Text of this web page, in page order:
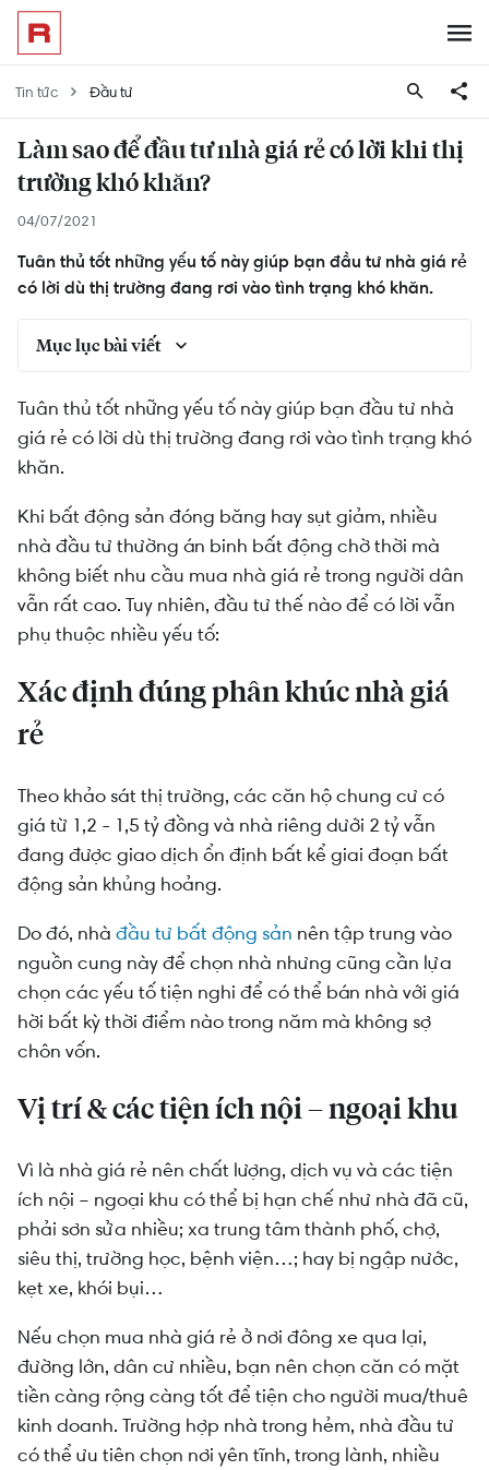
Tin tức Đầu tư
Làm sao để đầu tư nhà giá rẻ có lời khi thị
trường khó khăn?
04/07/2021
Tuân thủ tốt những yếu tố này giúp bạn đầu tư nhà giá rẻ
có lời dù thị trường đang rơi vào tình trạng khó khăn.
Mục lục bài viết
Xác định đúng phân khúc nhà giá rẻ
Vị trí & các tiện ích nội – ngoại khu
Tuân thủ tốt những yếu tố này giúp bạn đầu tư nhà
giá rẻ có lời dù thị trường đang rơi vào tình trạng khó
khăn.
Khi bất động sản đóng băng hay sụt giảm, nhiều
nhà đầu tư thường án binh bất động chờ thời mà
không biết nhu cầu mua nhà giá rẻ trong người dân
vẫn rất cao. Tuy nhiên, đầu tư thế nào để có lời vẫn
phụ thuộc nhiều yếu tố:
Xác định đúng phân khúc nhà giá
rẻ
Theo khảo sát thị trường, các căn hộ chung cư có
giá từ 1,2 - 1,5 tỷ đồng và nhà riêng dưới 2 tỷ vẫn
đang được giao dịch ổn định bất kể giai đoạn bất
động sản khủng hoảng.
Do đó, nhà đầu tư bất động sản nên tập trung vào
nguồn cung này để chọn nhà nhưng cũng cần lựa
chọn các yếu tố tiện nghi để có thể bán nhà với giá
hời bất kỳ thời điểm nào trong năm mà không sợ
chôn vốn.
Vị trí & các tiện ích nội – ngoại khu
Vì là nhà giá rẻ nên chất lượng, dịch vụ và các tiện
ích nội – ngoại khu có thể bị hạn chế như nhà đã cũ,
phải sơn sửa nhiều; xa trung tâm thành phố, chợ,
siêu thị, trường học, bệnh viện…; hay bị ngập nước,
kẹt xe, khói bụi…
Nếu chọn mua nhà giá rẻ ở nơi đông xe qua lại,
đường lớn, dân cư nhiều, bạn nên chọn căn có mặt
tiền càng rộng càng tốt để tiện cho người mua/thuê
kinh doanh. Trường hợp nhà trong hẻm, nhà đầu tư
có thể ưu tiên chọn nơi yên tĩnh, trong lành, nhiều